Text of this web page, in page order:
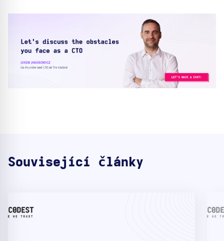
Související články